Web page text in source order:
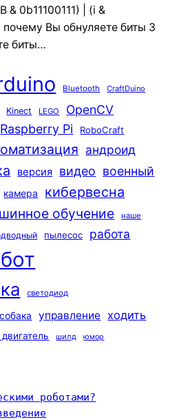
& 0b11100111) | (i &
Вы обнуляете биты 3
биты…
Bluetooth CraftDuino
Kinect LEGO OpenCV
Raspberry Pi RoboCraft
андроид
версия видео военный
камера кибервесна
обучение наше
пылесос работа
светодиод
собака управление ходить
шилд юмор
роботами?